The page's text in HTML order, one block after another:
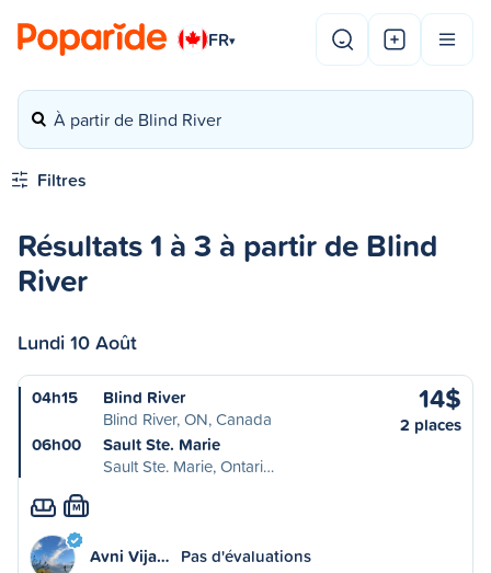
FR▾
À partir de Blind River
Filtres
Résultats 1 à 3 à partir de Blind
River
Lundi 10 Août
04h15
Blind River
Blind River, ON, Canada
06h00
Sault Ste. Marie
Sault Ste. Marie, Ontari…
14$
2 places
M
Avni Vija… Pas d'évaluations